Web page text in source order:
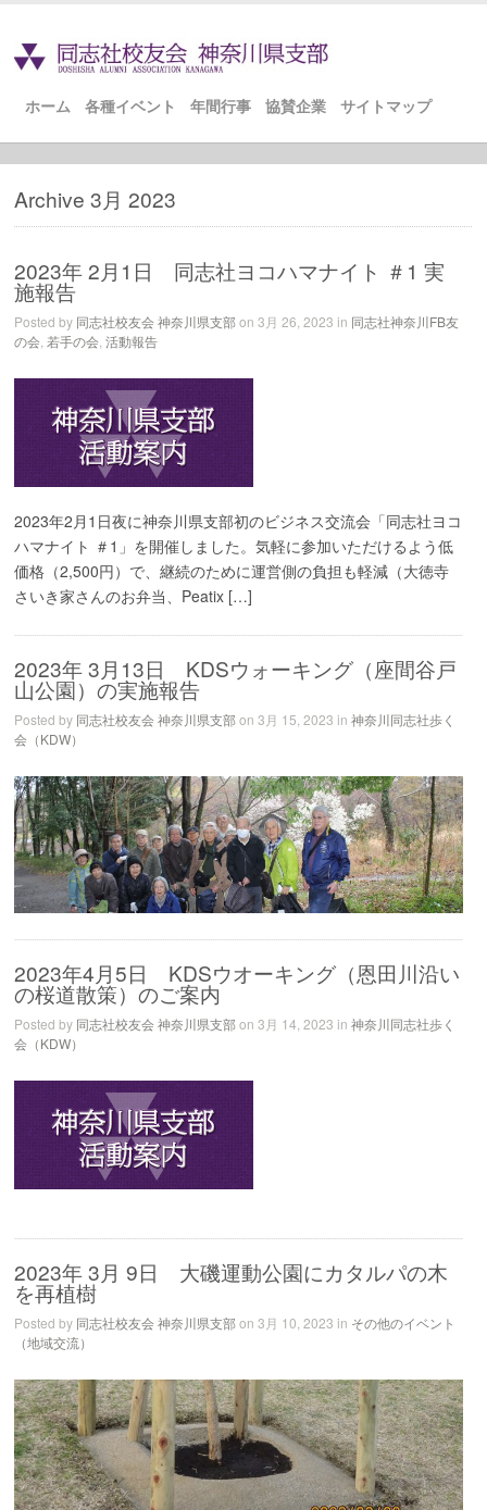
ホーム 各種イベント 年間行事 協賛企業 サイトマップ
Archive 3月 2023
2023年 2月1日 同志社ヨコハマナイト ＃1 実
施報告
Posted by 同志社校友会 神奈川県支部on 3月 26, 2023 in 同志社神奈川FB友
の会 若手の会 ,活動報告
2023年2月1日夜に神奈川県支部初のビジネス交流会「同志社ヨコ
ハマナイト ＃1」を開催しました。気軽に参加いただけるよう低
価格（2,500円）で、継続のために運営側の負担も軽減（大徳寺
さいき家さんのお弁当、Peatix […]
2023年 3月13日 KDSウォーキング（座間谷戸
山公園）の実施報告
Posted by 同志社校友会 神奈川県支部on 3月 15, 2023 in神奈川同志社歩く
会（KDW）
2023年4月5日 KDSウオーキング（恩田川沿い
の桜道散策）のご案内
Posted by 同志社校友会 神奈川県支部on 3月 14, 2023 in神奈川同志社歩く
会（KDW）
2023年 3月 9日 大磯運動公園にカタルパの木
を再植樹
Posted by 同志社校友会 神奈川県支部on 3月 10, 2023 in その他のイベント
（地域交流）